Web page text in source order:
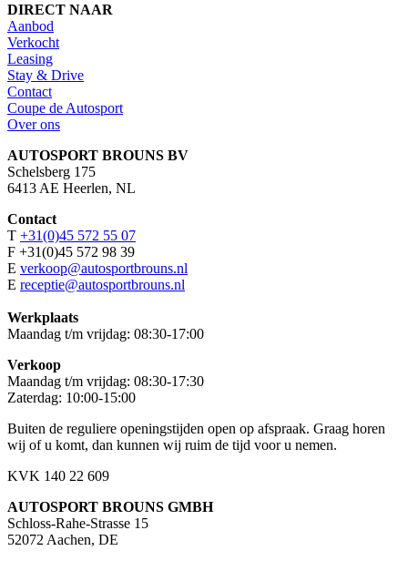
DIRECT NAAR
Aanbod
Verkocht
Leasing
Stay & Drive
Contact
Coupe de Autosport
Over ons
AUTOSPORT BROUNS BV
Schelsberg 175
6413 AE Heerlen, NL
Contact
T +31(0)45 572 55 07
F +31(0)45 572 98 39
E verkoop@autosportbrouns.nl
E receptie@autosportbrouns.nl
Werkplaats
Maandag t/m vrijdag: 08:30-17:00
Verkoop
Maandag t/m vrijdag: 08:30-17:30
Zaterdag: 10:00-15:00
Buiten de reguliere openingstijden open op afspraak. Graag horen
wij of u komt, dan kunnen wij ruim de tijd voor u nemen.
KVK 140 22 609
AUTOSPORT BROUNS GMBH
Schloss-Rahe-Strasse 15
52072 Aachen, DE